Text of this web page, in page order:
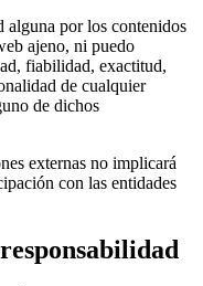
alguna por los contenidos
ajeno, ni puedo
fiabilidad, exactitud,
de cualquier
de dichos
externas no implicará
con las entidades